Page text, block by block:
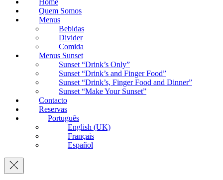
Quem Somos
Menus
Bebidas
Divider
Comida
Menus Sunset
Sunset “Drink’s Only”
Sunset “Drink’s and Finger Food”
Sunset “Drink’s, Finger Food and Dinner”
Sunset “Make Your Sunset”
Contacto
Reservas
Português
English (UK)
Français
Español
Navigation